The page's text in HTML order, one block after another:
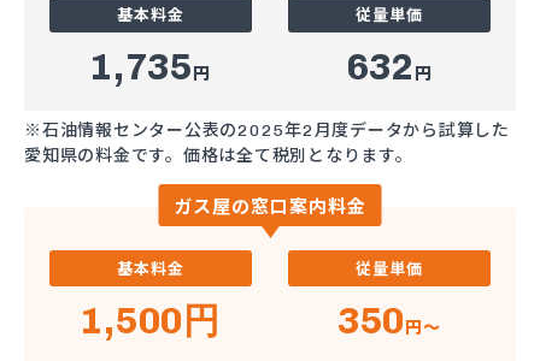
基本料金
1,735円
従量単価
632 円
※石油情報センター公表の2025年2月度データから試算した
愛知県の料金です。価格は全て税別となります。
ガス屋の窓口案内料金
基本料金
1,500円
従量単価
350円～